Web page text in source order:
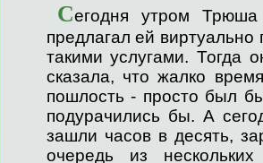
Сегодня утром
предлагал ей
такими услугами. Тогда
сказала, что жалко
пошлость - просто был
подурачились бы. А
зашли часов в десять,
очередь из